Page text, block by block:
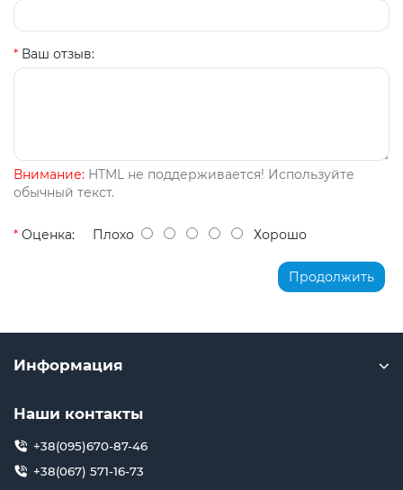
Ваш отзыв:
Внимание: HTML не поддерживается! Используйте
обычный текст.
Оценка: Плохо Хорошо
Продолжить
Информация
Наши контакты
+38(095)670-87-46
+38(067) 571-16-73